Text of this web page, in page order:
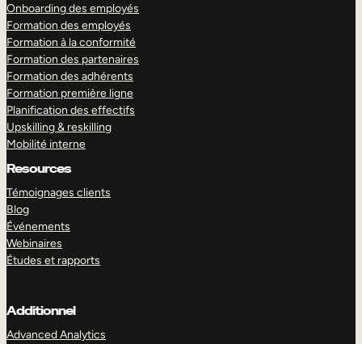
Onboarding des employés
Formation des employés
Formation à la conformité
Formation des partenaires
Formation des adhérents
Formation première ligne
Planification des effectifs
Upskilling & reskilling
Mobilité interne
Resources
Témoignages clients
Blog
Événements
Webinaires
Études et rapports
Additionnel
Advanced Analytics